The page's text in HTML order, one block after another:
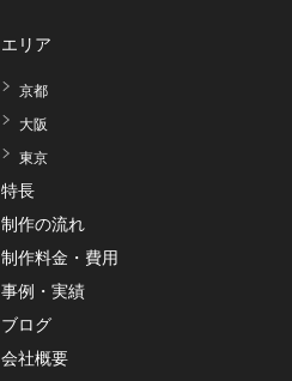
エリア
京都
大阪
東京
特長
制作の流れ
制作料金・費用
事例・実績
ブログ
会社概要